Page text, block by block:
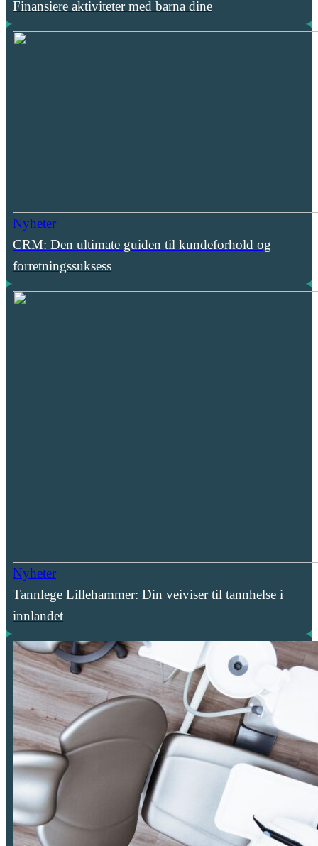
Finansiere aktiviteter med barna dine
Nyheter
CRM: Den ultimate guiden til kundeforhold og
forretningssuksess
Nyheter
Tannlege Lillehammer: Din veiviser til tannhelse i
innlandet